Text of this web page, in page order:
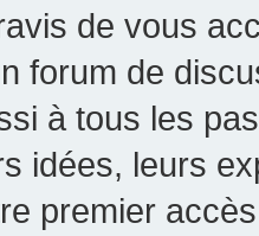
de vous
forum de
à tous les
idées, leurs
premier